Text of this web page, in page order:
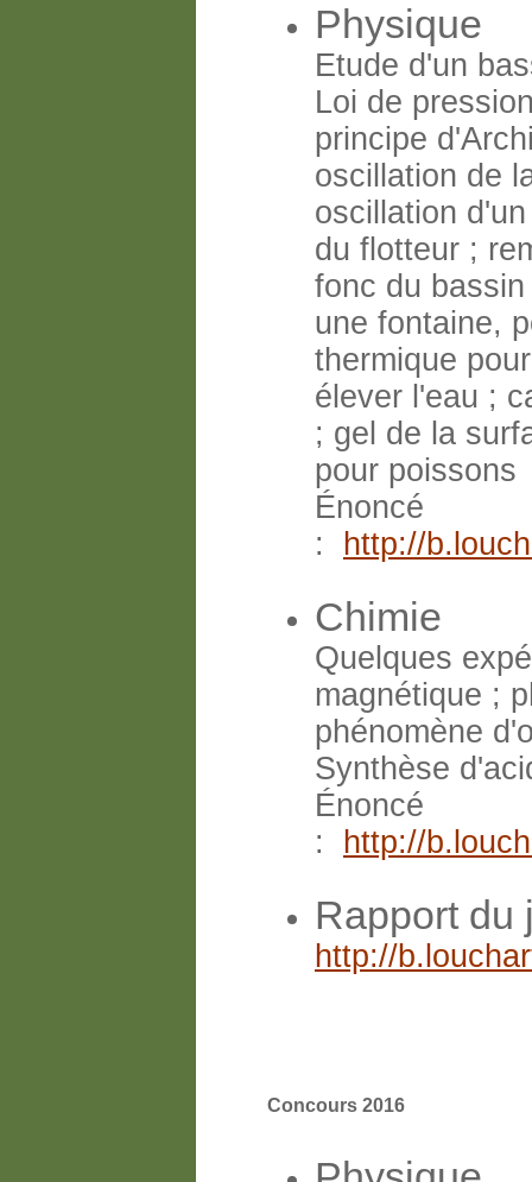
Physique
Etude d'un
Loi de
principe
oscillation de
oscillation
du flotteur ;
fonc du
une fontaine,
thermique
élever l'eau ;
; gel de la
pour poissons
Énoncé
:
http://
Chimie
Quelques
magnétique ;
phénomène
Synthèse
Énoncé
:
http://
Rapport du
http://
Concours 2016